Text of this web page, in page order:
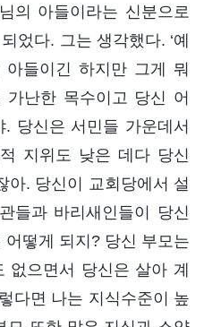
의 아들이라는 신분으로
었다. 그는 생각했다. ‘예
들이긴 하지만 그게 뭐
가난한 목수이고 당신 어
당신은 서민들 가운데서
지위도 낮은 데다 당신
아. 당신이 교회당에서 설
들과 바리새인들이 당신
떻게 되지? 당신 부모는
없으면서 당신은 살아 계
다면 나는 지식수준이 높